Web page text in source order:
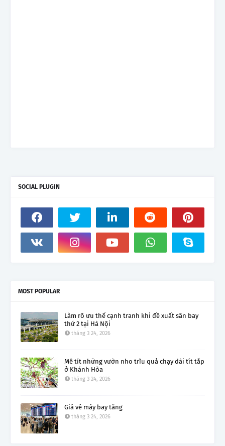
SOCIAL PLUGIN
MOST POPULAR
Làm rõ ưu thế cạnh tranh khi đề xuất sân bay
thứ 2 tại Hà Nội
tháng 3 24, 2026
Mê tít những vườn nho trĩu quả chạy dài tít tắp
ở Khánh Hòa
tháng 3 24, 2026
Giá vé máy bay tăng
tháng 3 24, 2026